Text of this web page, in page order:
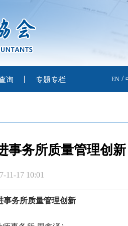
询 专题专栏 EN /
事务所质量管理创新
11-17 10:01
事务所质量管理创新